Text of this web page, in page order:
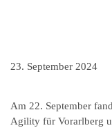
23. September 2024
Am 22. September
Agility für Vorarlberg